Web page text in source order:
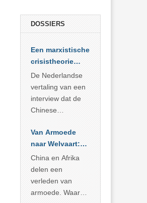
DOSSIERS
Een marxistische
crisistheorie
voor vandaag
De Nederlandse
vertaling van een
interview dat de
Chinese
Sociale
Wetenschappen
afnam van de
Britse
marxistische
econoom Michael
Van Armoede
naar Welvaart:
Wat Afrika kan
leren van
China’s
economisch
China en Afrika
delen een
verleden van
armoede. Waar